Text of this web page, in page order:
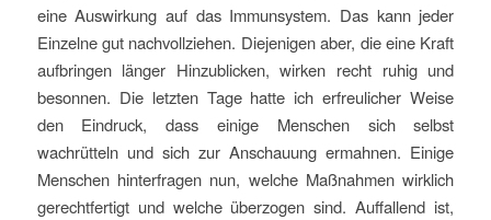
eine Auswirkung auf das Immunsystem. Das kann jeder
Einzelne gut nachvollziehen. Diejenigen aber, die eine Kraft
aufbringen länger Hinzublicken, wirken recht ruhig und
besonnen. Die letzten Tage hatte ich erfreulicher Weise
den Eindruck, dass einige Menschen sich selbst
wachrütteln und sich zur Anschauung ermahnen. Einige
Menschen hinterfragen nun, welche Maßnahmen wirklich
gerechtfertigt und welche überzogen sind. Auffallend ist,